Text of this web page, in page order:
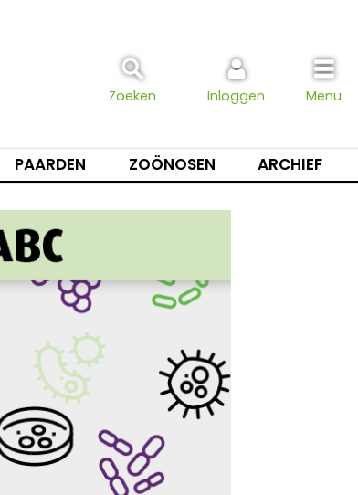
Zoeken Inloggen Menu
PAARDEN ZOÖNOSEN ARCHIEF